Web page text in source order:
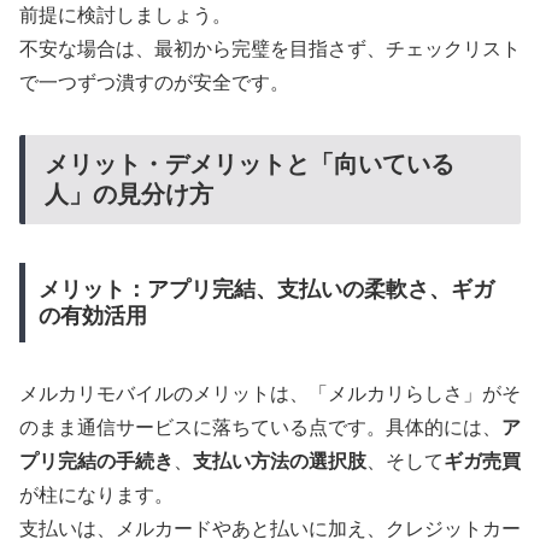
前提に検討しましょう。
不安な場合は、最初から完璧を目指さず、チェックリスト
で一つずつ潰すのが安全です。
メリット・デメリットと「向いている
人」の見分け方
メリット：アプリ完結、支払いの柔軟さ、ギガ
の有効活用
メルカリモバイルのメリットは、「メルカリらしさ」がそ
のまま通信サービスに落ちている点です。具体的には、 ア
プリ完結の手続き
支払い方法の選択肢 、そしてギガ売買
が柱になります。
支払いは、メルカードやあと払いに加え、クレジットカー